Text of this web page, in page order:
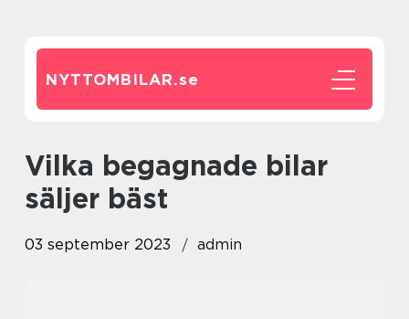
NYTTOMBILAR.se
vilka begagnade bilar
säljer bäst
03 september 2023 admin